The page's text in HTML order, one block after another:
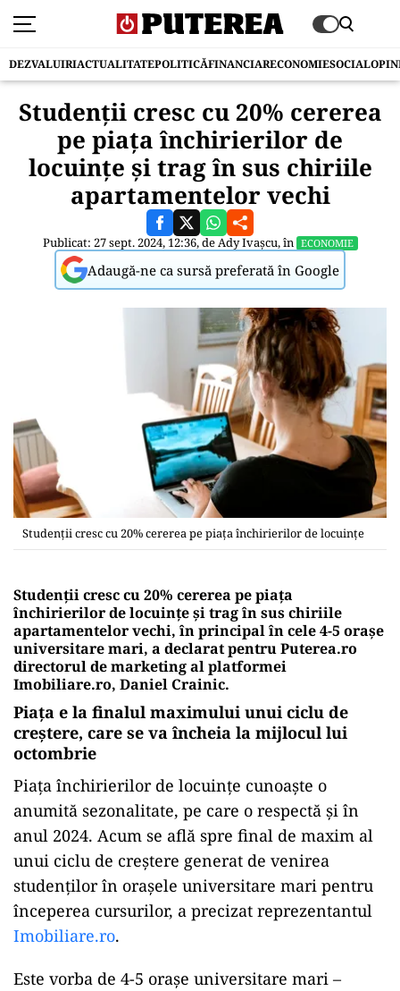
DEZVALUIRIACTUALITATEPOLITICĂFINANCIARECONOMIESOCIAL
Studenţii cresc cu 20% cererea
pe piaţa închirierilor de
locuinţe şi trag în sus chiriile
apartamentelor vechi
Publicat: 27 sept. 2024, 12:36, deAdy Ivașcu, în ECONOMIE
Adaugă-ne ca sursă preferată în Google
Studenţii cresc cu 20% cererea pe piaţa închirierilor de locuinţe
Studenţii cresc cu 20% cererea pe piaţa
închirierilor de locuinţe şi trag în sus chiriile
apartamentelor vechi, în principal în cele 4-5 oraşe
universitare mari, a declarat pentru Puterea.ro
directorul de marketing al platformei
Imobiliare.ro, Daniel Crainic.
Piaţa e la finalul maximului unui ciclu de
creştere, care se va încheia la mijlocul lui
octombrie
Piaţa închirierilor de locuinţe cunoaşte o
anumită sezonalitate, pe care o respectă şi în
anul 2024. Acum se află spre final de maxim al
unui ciclu de creştere generat de venirea
studenţilor în oraşele universitare mari pentru
începerea cursurilor, a precizat reprezentantul
Imobiliare.ro.
Este vorba de 4-5 oraşe universitare mari –